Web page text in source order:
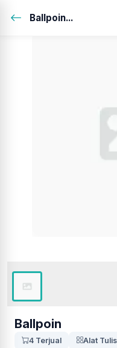
Ballpoin...
Ballpoin
4 Terjual
Alat